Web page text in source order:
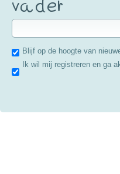
Blijf op de hoogte van
Ik wil mij registreren en ga